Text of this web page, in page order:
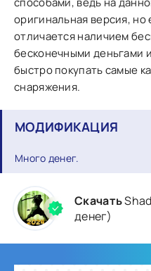
оригинальная версия,
отличается наличием
бесконечными деньгами
быстро покупать самые
снаряжения.
МОДИФИКАЦИЯ
Много денег.
Скачать
денег)